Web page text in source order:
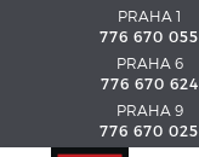
PRAHA 1
776 670 055
PRAHA 6
776 670 624
PRAHA 9
776 670 025